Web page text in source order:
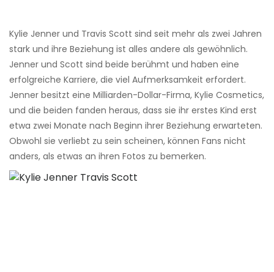
Kylie Jenner und Travis Scott sind seit mehr als zwei Jahren
stark und ihre Beziehung ist alles andere als gewöhnlich.
Jenner und Scott sind beide berühmt und haben eine
erfolgreiche Karriere, die viel Aufmerksamkeit erfordert.
Jenner besitzt eine Milliarden-Dollar-Firma, Kylie Cosmetics,
und die beiden fanden heraus, dass sie ihr erstes Kind erst
etwa zwei Monate nach Beginn ihrer Beziehung erwarteten.
Obwohl sie verliebt zu sein scheinen, können Fans nicht
anders, als etwas an ihren Fotos zu bemerken.